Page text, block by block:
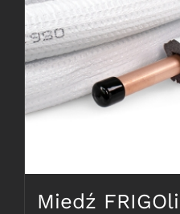
Miedź